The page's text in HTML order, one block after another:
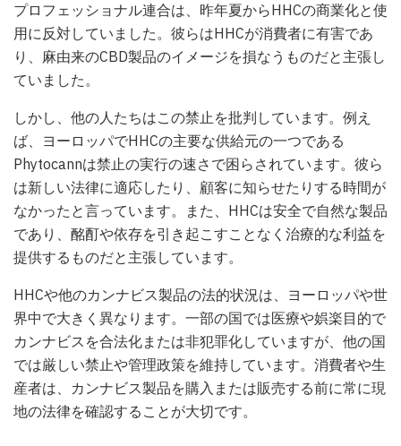
プロフェッショナル連合は、昨年夏からHHCの商業化と使
用に反対していました。彼らはHHCが消費者に有害であ
り、麻由来のCBD製品のイメージを損なうものだと主張し
ていました。
しかし、他の人たちはこの禁止を批判しています。例え
ば、ヨーロッパでHHCの主要な供給元の一つである
Phytocannは禁止の実行の速さで困らされています。彼ら
は新しい法律に適応したり、顧客に知らせたりする時間が
なかったと言っています。また、HHCは安全で自然な製品
であり、酩酊や依存を引き起こすことなく治療的な利益を
提供するものだと主張しています。
HHCや他のカンナビス製品の法的状況は、ヨーロッパや世
界中で大きく異なります。一部の国では医療や娯楽目的で
カンナビスを合法化または非犯罪化していますが、他の国
では厳しい禁止や管理政策を維持しています。消費者や生
産者は、カンナビス製品を購入または販売する前に常に現
地の法律を確認することが大切です。